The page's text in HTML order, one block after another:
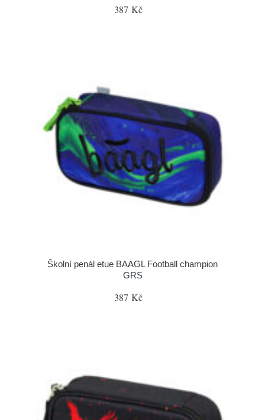
387 Kč
Školní penál etue BAAGL Football champion
GRS
387 Kč